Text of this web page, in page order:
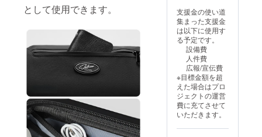
として使用できます。
支援金の使い道
集まった支援金
は以下に使用す
る予定です。
設備費
人件費
広報/宣伝費
※目標金額を超
えた場合はプロ
ジェクトの運営
費に充てさせて
いただきます。